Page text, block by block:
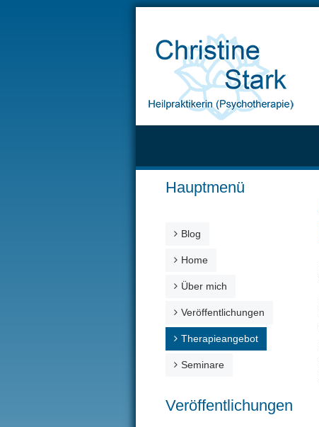
Hauptmenü
Blog
Home
Über mich
Veröffentlichungen
Therapieangebot
Seminare
Veröffentlichungen